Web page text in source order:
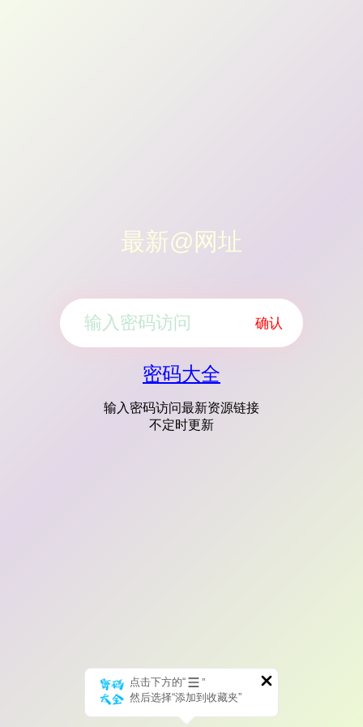
最新@网址
确认
密码大全
输入密码访问最新资源链接
不定时更新
点击下方的“
”
然后选择“添加到收藏夹”